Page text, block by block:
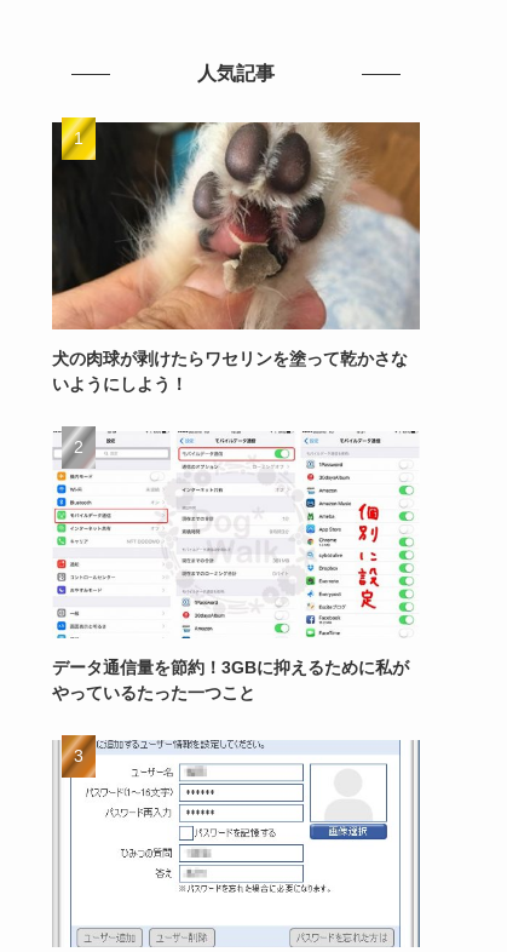
人気記事
犬の肉球が剥けたらワセリンを塗って乾かさな
いようにしよう！
データ通信量を節約！3GBに抑えるために私が
やっているたった一つこと